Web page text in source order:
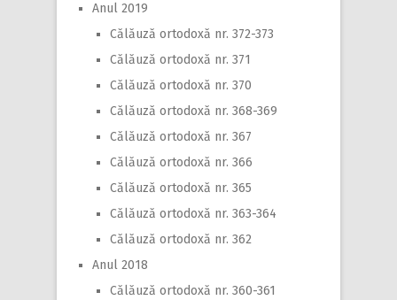
Anul 2019
Călăuză ortodoxă nr. 372-373
Călăuză ortodoxă nr. 371
Călăuză ortodoxă nr. 370
Călăuză ortodoxă nr. 368-369
Călăuză ortodoxă nr. 367
Călăuză ortodoxă nr. 366
Călăuză ortodoxă nr. 365
Călăuză ortodoxă nr. 363-364
Călăuză ortodoxă nr. 362
Anul 2018
Călăuză ortodoxă nr. 360-361